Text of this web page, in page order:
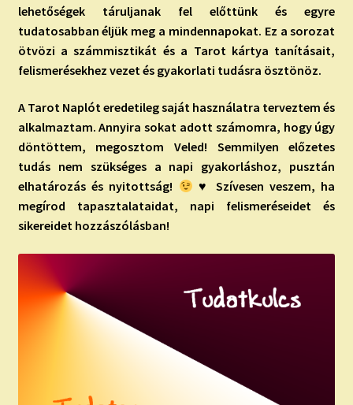
lehetőségek táruljanak fel előttünk és egyre
tudatosabban éljük meg a mindennapokat. Ez a sorozat
ötvözi a számmisztikát és a Tarot kártya tanításait,
felismerésekhez vezet és gyakorlati tudásra ösztönöz.
A Tarot Naplót eredetileg saját használatra terveztem és
alkalmaztam. Annyira sokat adott számomra, hogy úgy
döntöttem, megosztom Veled! Semmilyen előzetes
tudás nem szükséges a napi gyakorláshoz, pusztán
elhatározás és nyitottság!
♥ Szívesen veszem, ha
megírod tapasztalataidat, napi felismeréseidet és
sikereidet hozzászólásban!